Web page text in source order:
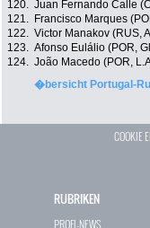
120. Juan Fernando Calle
121.
Francisco Marques
122. Victor Manakov (RUS,
123. Afonso Eulálio (POR,
124. João Macedo (POR,
�bersicht Portugal-
COOKIE
RUBRIKEN
PROFI-NEWS